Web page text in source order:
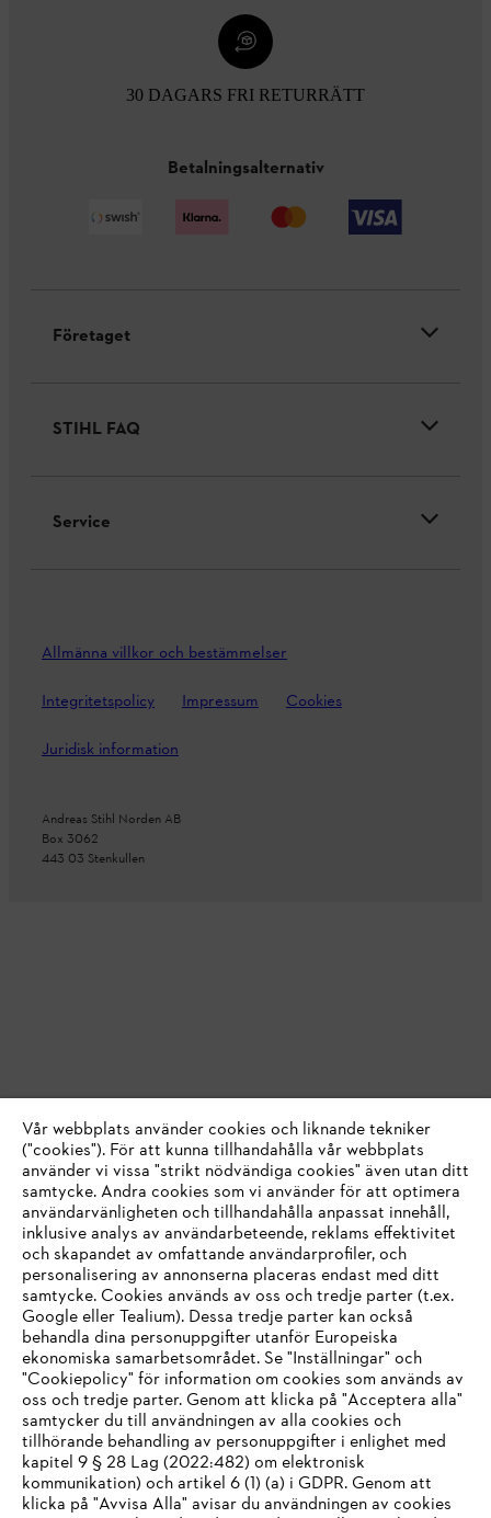
30 DAGARS FRI RETURRÄTT
Betalningsalternativ
Företaget
STIHL FAQ
Service
Allmänna villkor och bestämmelser
Integritetspolicy Impressum Cookies
Juridisk information
Andreas Stihl Norden AB
Box 3062
443 03 Stenkullen
IHR BROWSER WIRD NICHT
UNTERSTÜTZT
Vår webbplats använder cookies och liknande tekniker
("cookies"). För att kunna tillhandahålla vår webbplats
använder vi vissa "strikt nödvändiga cookies" även utan ditt
samtycke. Andra cookies som vi använder för att optimera
användarvänligheten och tillhandahålla anpassat innehåll,
inklusive analys av användarbeteende, reklams effektivitet
och skapandet av omfattande användarprofiler, och
personalisering av annonserna placeras endast med ditt
samtycke. Cookies används av oss och tredje parter (t.ex.
Google eller Tealium). Dessa tredje parter kan också
behandla dina personuppgifter utanför Europeiska
ekonomiska samarbetsområdet. Se "Inställningar" och
"Cookiepolicy" för information om cookies som används av
oss och tredje parter. Genom att klicka på "Acceptera alla"
samtycker du till användningen av alla cookies och
tillhörande behandling av personuppgifter i enlighet med
kapitel 9 § 28 Lag (2022:482) om elektronisk
kommunikation) och artikel 6 (1) (a) i GDPR. Genom att
klicka på "Avvisa Alla" avisar du användningen av cookies